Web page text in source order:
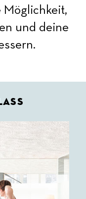
und deine